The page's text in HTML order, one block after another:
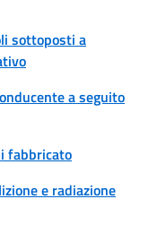
sottoposti a
a seguito
fabbricato
e radiazione